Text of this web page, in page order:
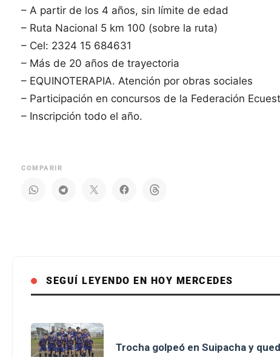
– A partir de los 4 años, sin límite de edad
– Ruta Nacional 5 km 100 (sobre la ruta)
– Cel: 2324 15 684631
– Más de 20 años de trayectoria
– EQUINOTERAPIA. Atención por obras sociales
– Participación en concursos de la Federación
– Inscripción todo el año.
COMPARIR
SEGUÍ LEYENDO EN HOY MERCEDES
Trocha golpeó en Suipacha y